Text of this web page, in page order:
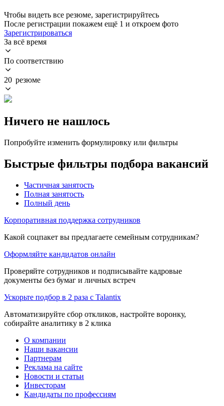
Чтобы видеть все резюме, зарегистрируйтесь
После регистрации покажем ещё 1 и откроем фото
Зарегистрироваться
За всё время
По соответствию
20 резюме
Ничего не нашлось
Попробуйте изменить формулировку или фильтры
Быстрые фильтры подбора вакансий
Частичная занятость
Полная занятость
Полный день
Корпоративная поддержка сотрудников
Какой соцпакет вы предлагаете семейным сотрудникам?
Оформляйте кандидатов онлайн
Проверяйте сотрудников и подписывайте кадровые
документы без бумаг и личных встреч
Ускорьте подбор в 2 раза с Talantix
Автоматизируйте сбор откликов, настройте воронку,
собирайте аналитику в 2 клика
О компании
Наши вакансии
Партнерам
Реклама на сайте
Новости и статьи
Инвесторам
Кандидаты по профессиям